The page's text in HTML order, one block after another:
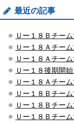
最近の記事
Ｕー１８Ｂチー
Ｕー１８Ａチー
Ｕー１８Ａチー
Ｕー１８後期開
Ｕー１８Ａチー
Ｕー１８Ｂチー
Ｕー１８Ｂチー
Ｕー１８Ｂチー